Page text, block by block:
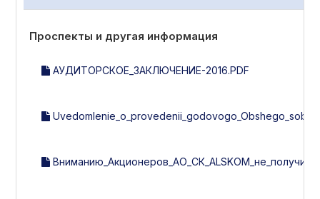
Проспекты и другая информация
АУДИТОРСКОЕ_ЗАКЛЮЧЕНИЕ-2016.PDF